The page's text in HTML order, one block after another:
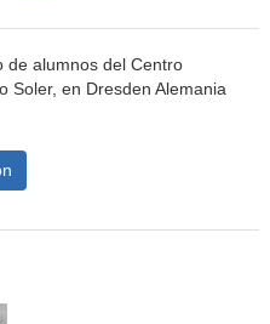
de alumnos del Centro
Soler, en Dresden Alemania